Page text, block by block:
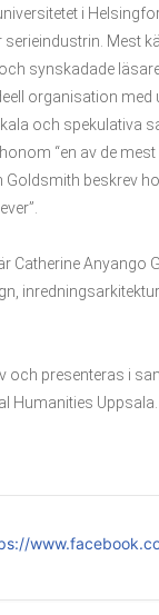
i
Mest
synskadade
organisation
och spekulativa
“en av de
Goldsmith beskrev
Catherine Anyango
och presenteras i
Humanities Uppsala.